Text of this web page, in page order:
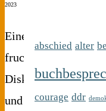
2023
Eine
fruchtbare
Diskussion
und
abschied alter
courage ddr